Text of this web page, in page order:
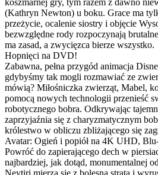
koszmarnej gry, tym razem z dawno
(Kathryn Newton) u boku. Grace ma
przeżycie, ocalenie siostry i objęcie
bezwzględne rody rozpoczynają
ma zasad, a zwycięzca bierze wszystko.
Hopnięci na DVD!
Zabawna, pełna przygód animacja
gdybyśmy tak mogli rozmawiać ze
mówią? Miłośniczka zwierząt, Mabel,
pomocą nowych technologii przenieść
robotycznego bobra. Odkrywając
zaprzyjaźnia się z charyzmatycznym
królestwo w obliczu zbliżającego się
Avatar: Ogień i popiół na 4K UHD,
Powróć do zapierającego dech w
najbardziej, jak dotąd, monumentalnej
Neytiri mierzą się z bolesną stratą i